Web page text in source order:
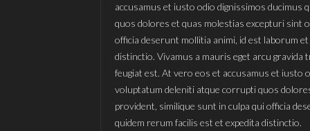
accusamus et iusto odio dignissimos
quos dolores et quas molestias excepturi sint
officia deserunt mollitia animi, id est laborum
distinctio. Vivamus a mauris eget arcu
feugiat est. At vero eos et accusamus et iusto
voluptatum deleniti atque corrupti quos
provident, similique sunt in culpa qui officia
quidem rerum facilis est et expedita distinctio.